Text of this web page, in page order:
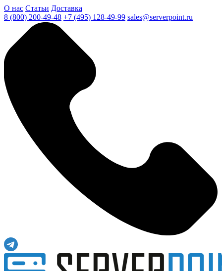
О нас Статьи Доставка
8 (800) 200-49-48 +7 (495) 128-49-99 sales@serverpoint.ru